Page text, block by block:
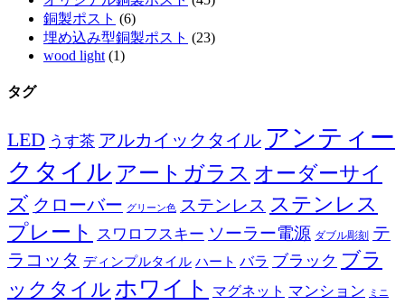
銅製ポスト (6)
埋め込み型銅製ポスト (23)
wood light (1)
タグ
LED うす茶 アルカイックタイル アンティー
クタイル アートガラス オーダーサイ
ズ クローバー グリーン色 ステンレス ステンレス
プレート スワロフスキー ソーラー電源 ダブル彫刻 テ
ラコッタ ディンプルタイル ハート バラ ブラック ブラ
ックタイル ホワイト マグネット マンション ミニ